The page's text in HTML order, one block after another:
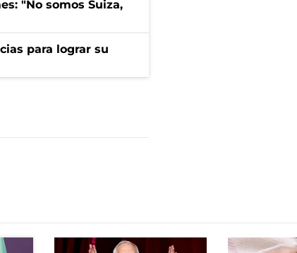
"No somos Suiza,
para lograr su